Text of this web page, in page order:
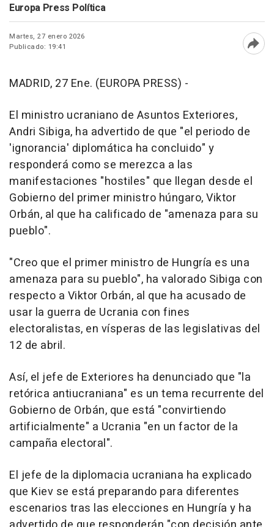
Europa Press Política
Martes, 27 enero 2026
Publicado: 19:41
MADRID, 27 Ene. (EUROPA PRESS) -
El ministro ucraniano de Asuntos Exteriores,
Andri Sibiga, ha advertido de que "el periodo de
'ignorancia' diplomática ha concluido" y
responderá como se merezca a las
manifestaciones "hostiles" que llegan desde el
Gobierno del primer ministro húngaro, Viktor
Orbán, al que ha calificado de "amenaza para su
pueblo".
"Creo que el primer ministro de Hungría es una
amenaza para su pueblo", ha valorado Sibiga con
respecto a Viktor Orbán, al que ha acusado de
usar la guerra de Ucrania con fines
electoralistas, en vísperas de las legislativas del
12 de abril.
Así, el jefe de Exteriores ha denunciado que "la
retórica antiucraniana" es un tema recurrente del
Gobierno de Orbán, que está "convirtiendo
artificialmente" a Ucrania "en un factor de la
campaña electoral".
El jefe de la diplomacia ucraniana ha explicado
que Kiev se está preparando para diferentes
escenarios tras las elecciones en Hungría y ha